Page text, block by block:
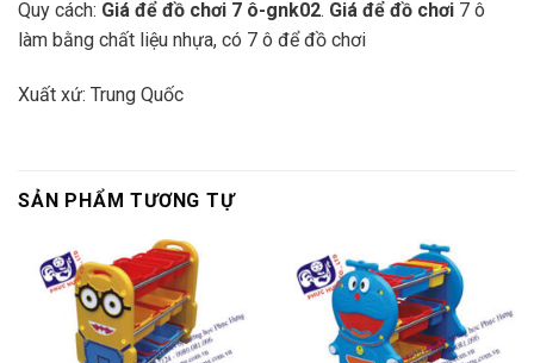
Quy cách: Giá để đồ chơi 7 ô-gnk02. Giá để đồ chơi 7 ô
làm bằng chất liệu nhựa, có 7 ô để đồ chơi
Xuất xứ: Trung Quốc
SẢN PHẨM TƯƠNG TỰ